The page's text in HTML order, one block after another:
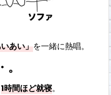
あい」を一緒に熱唱。
1時間ほど就寝。